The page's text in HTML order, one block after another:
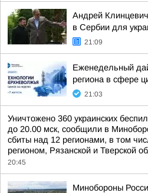
Андрей
в Сербии для
21:09
Еженедельный
региона в сфере
21:03
Уничтожено 360 украинских
до 20.00 мск, сообщили в
сбиты над 12 регионами, в том
регионом, Рязанской и Тверской
20:45
Минобороны